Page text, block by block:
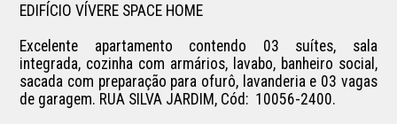
EDIFÍCIO VÍVERE SPACE HOME
Excelente apartamento contendo 03 suítes, sala
integrada, cozinha com armários, lavabo, banheiro social,
sacada com preparação para ofurô, lavanderia e 03 vagas
de garagem. RUA SILVA JARDIM, Cód:  10056-2400.